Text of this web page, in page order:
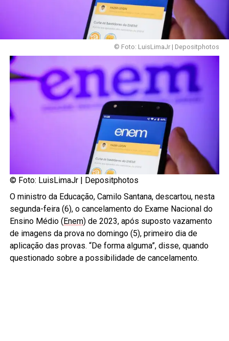
© Foto: LuisLimaJr | Depositphotos
© Foto: LuisLimaJr | Depositphotos
O ministro da Educação, Camilo Santana, descartou, nesta
segunda-feira (6), o cancelamento do Exame Nacional do
Ensino Médio (Enem) de 2023, após suposto vazamento
de imagens da prova no domingo (5), primeiro dia de
aplicação das provas. “De forma alguma”, disse, quando
questionado sobre a possibilidade de cancelamento.